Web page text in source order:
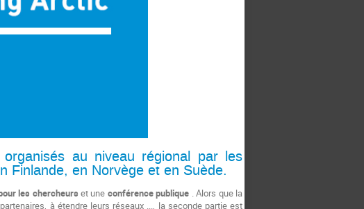
au niveau régional par les
Finlande, en Norvège et en Suède.
les chercheurs et une conférence publique .Alors que la
partenaires, à étendre leurs réseaux ..., la seconde partie est